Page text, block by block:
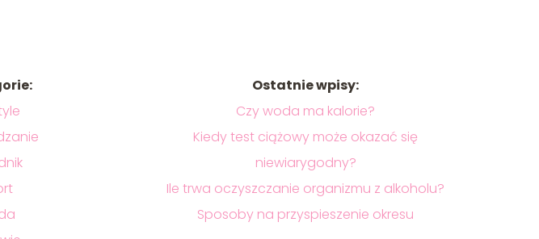
Ostatnie wpisy:
Czy woda ma kalorie?
Kiedy test ciążowy może okazać się
niewiarygodny?
Ile trwa oczyszczanie organizmu z alkoholu?
Sposoby na przyspieszenie okresu